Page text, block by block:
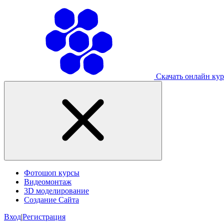
Скачать онлайн
Фотошоп курсы
Видеомонтаж
3D моделирование
Создание Сайта
Вход|Регистрация